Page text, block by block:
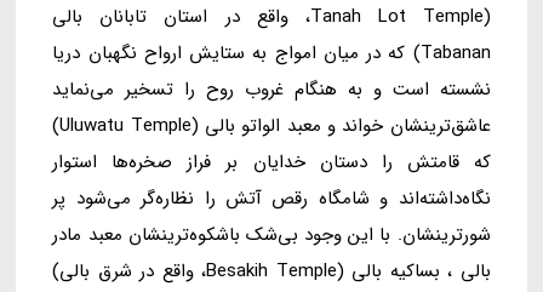
(Tanah Lot Temple، واقع در استان تابانان بالی
Tabanan) که در میان امواج به ستایش ارواح نگهبان دریا
نشسته است و به هنگام غروب روح را تسخیر می‌نماید
عاشق‌ترینشان خواند و معبد الواتو بالی (Uluwatu Temple)
که قامتش را دستان خدایان بر فراز صخره‌ها استوار
نگاه‌داشته‌اند و شامگاه رقص آتش را نظاره‌گر می‌شود پر
شورترینشان. با این وجود بی‌شک باشکوه‌ترینشان معبد مادر
بالی ، بساکیه بالی (Besakih Temple، واقع در شرق بالی)